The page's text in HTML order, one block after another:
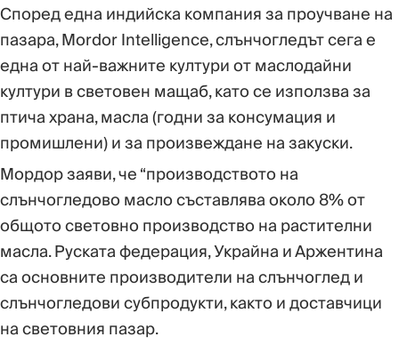
Според една индийска компания за проучване на
пазара, Mordor Intelligence, слънчогледът сега е
една от най-важните култури от маслодайни
култури в световен мащаб, като се използва за
птича храна, масла (годни за консумация и
промишлени) и за произвеждане на закуски.
Мордор заяви, че “производството на
слънчогледово масло съставлява около 8% от
общото световно производство на растителни
масла. Руската федерация, Украйна и Аржентина
са основните производители на слънчоглед и
слънчогледови субпродукти, както и доставчици
на световния пазар.